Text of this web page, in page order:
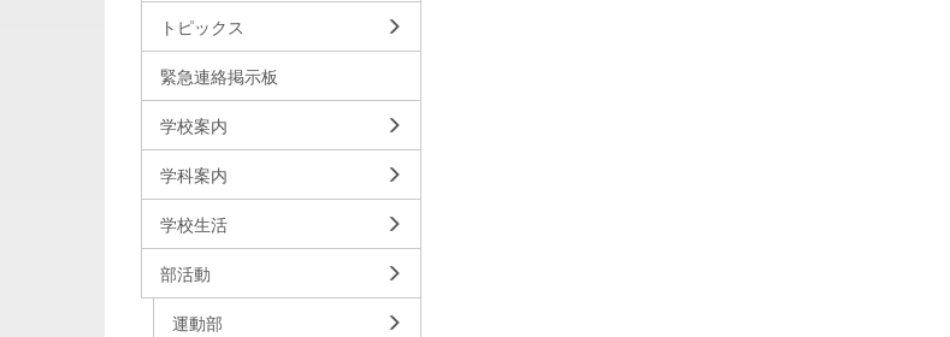
トピックス
緊急連絡掲示板
学校案内
学科案内
学校生活
部活動
運動部